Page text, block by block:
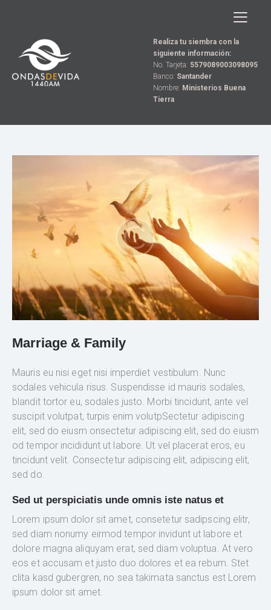
Realiza tu siembra con la
siguiente información:
No. Tarjeta: 5579089003098095
Banco: Santander
Nombre: Ministerios Buena
Tierra
Marriage & Family
Mauris eu nisi eget nisi imperdiet vestibulum. Nunc
sodales vehicula risus. Suspendisse id mauris sodales,
blandit tortor eu, sodales justo. Morbi tincidunt, ante vel
suscipit volutpat, turpis enim volutpSectetur adipiscing
elit, sed do eiusm onsectetur adipiscing elit, sed do eiusm
od tempor incididunt ut labore. Ut vel placerat eros, eu
tincidunt velit. Consectetur adipiscing elit, adipiscing elit,
sed do.
Sed ut perspiciatis unde omnis iste natus et
Lorem ipsum dolor sit amet, consetetur sadipscing elitr,
sed diam nonumy eirmod tempor invidunt ut labore et
dolore magna aliquyam erat, sed diam voluptua. At vero
eos et accusam et justo duo dolores et ea rebum. Stet
clita kasd gubergren, no sea takimata sanctus est Lorem
ipsum dolor sit amet.